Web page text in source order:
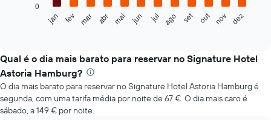
o
preço
médio
de
um
quarto
jan fev mar abr mai jun jul ago set out nov dez
0
Qual é o dia mais barato para reservar no Signature Hotel
Astoria Hamburg?
O dia mais barato para reservar no Signature Hotel Astoria Hamburg é
segunda, com uma tarifa média por noite de 67 €. O dia mais caro é
sábado, a 149 € por noite.